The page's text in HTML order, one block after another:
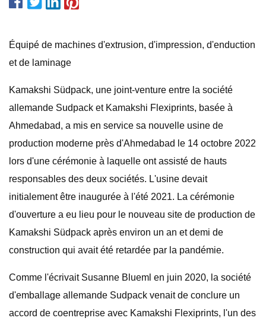
Équipé de machines d'extrusion, d'impression, d'enduction
et de laminage
Kamakshi Südpack, une joint-venture entre la société
allemande Sudpack et Kamakshi Flexiprints, basée à
Ahmedabad, a mis en service sa nouvelle usine de
production moderne près d'Ahmedabad le 14 octobre 2022
lors d'une cérémonie à laquelle ont assisté de hauts
responsables des deux sociétés. L'usine devait
initialement être inaugurée à l'été 2021. La cérémonie
d'ouverture a eu lieu pour le nouveau site de production de
Kamakshi Südpack après environ un an et demi de
construction qui avait été retardée par la pandémie.
Comme l'écrivait Susanne Blueml en juin 2020, la société
d'emballage allemande Sudpack venait de conclure un
accord de coentreprise avec Kamakshi Flexiprints, l'un des